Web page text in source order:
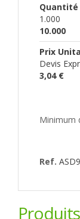
Quantité
1.000
10.000
Prix
Devis
3,04 €
Minimum
Ref.